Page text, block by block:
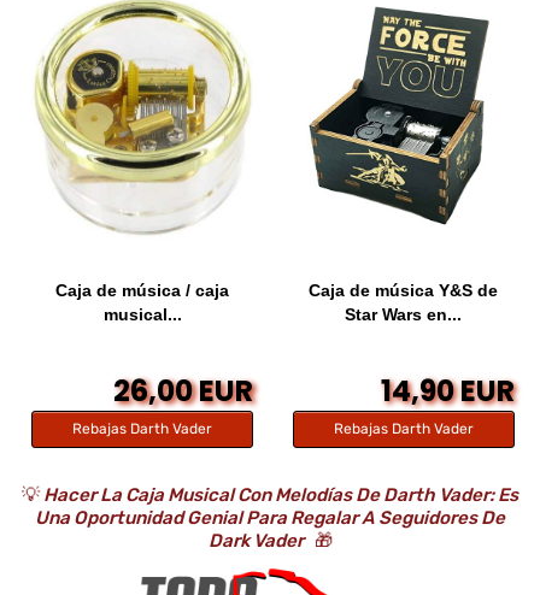
Caja de música / caja
musical...
26,00 EUR
Rebajas Darth Vader
Caja de música Y&S de
Star Wars en...
14,90 EUR
Rebajas Darth Vader
💡 Hacer La Caja Musical Con Melodías De Darth Vader: Es
Una Oportunidad Genial Para Regalar A Seguidores De
Dark Vader 🎁